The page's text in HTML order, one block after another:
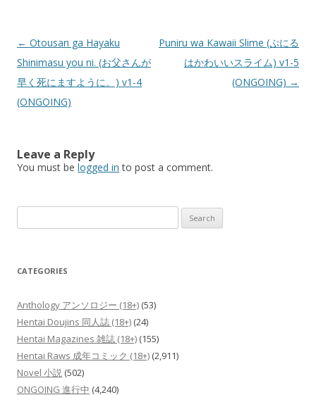
Post
navigation
← Otousan ga Hayaku
Shinimasu you ni. (お父さんが
早く死にますように。) v1-4
(ONGOING)
Puniru wa Kawaii Slime (ぷにる
はかわいいスライム) v1-5
(ONGOING) →
Leave a Reply
You must be logged in to post a comment.
for:
CATEGORIES
Anthology アンソロジー (18+) (53)
Hentai Doujins 同人誌 (18+) (24)
Hentai Magazines 雑誌 (18+) (155)
Hentai Raws 成年コミック (18+) (2,911)
Novel 小説 (502)
ONGOING 進行中 (4,240)